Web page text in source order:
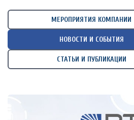
МЕРОПРИЯТИЯ КОМПАНИИ
НОВОСТИ И СОБЫТИЯ
СТАТЬИ И ПУБЛИКАЦИИ